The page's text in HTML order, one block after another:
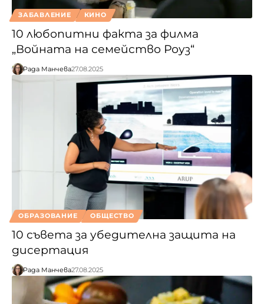
ЗАБАВЛЕНИЕ КИНО
10 любопитни факта за филма
„Войната на семейство Роуз“
Рада Манчева27.08.2025
ОБРАЗОВАНИЕ ОБЩЕСТВО
10 съвета за убедителна защита на
дисертация
Рада Манчева27.08.2025